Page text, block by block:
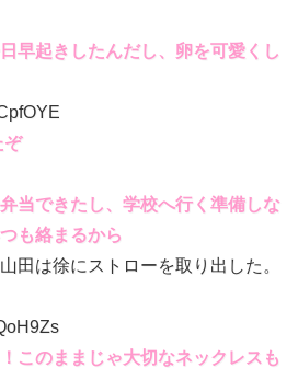
日早起きしたんだし、卵を可愛くし
ぞ
弁当できたし、学校へ行く準備しな
も絡まるから
ストローを取り出した。
このままじゃ大切なネックレスも